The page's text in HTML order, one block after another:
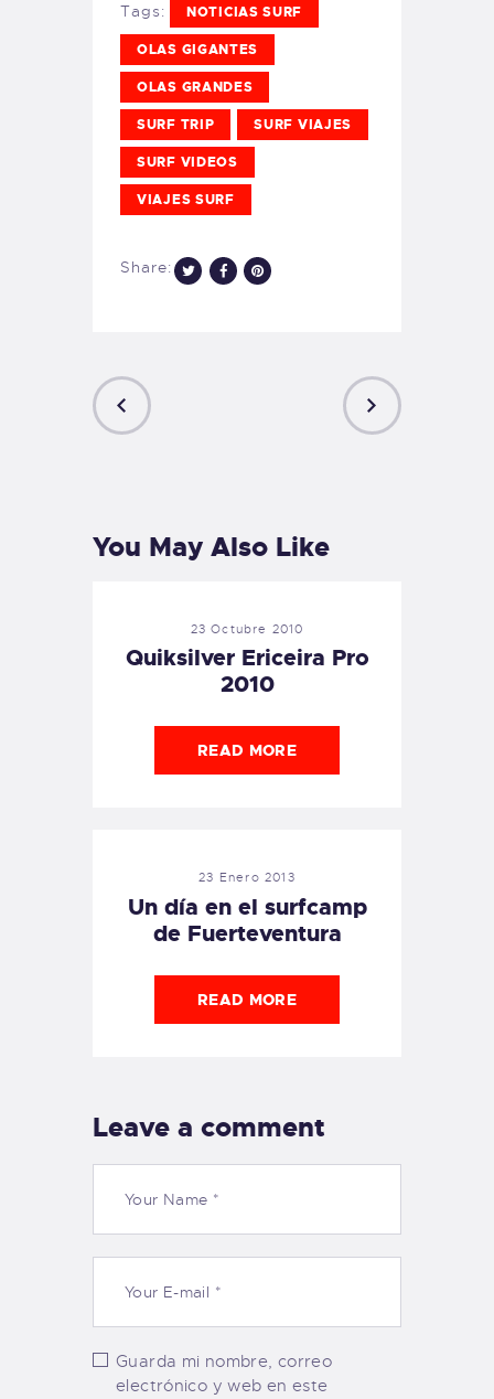
Tags: NOTICIAS SURF
OLAS GIGANTES
OLAS GRANDES
SURF TRIP SURF VIAJES
SURF VIDEOS
VIAJES SURF
Share:
You May Also Like
23 Octubre 2010
Quiksilver Ericeira Pro
2010
READ MORE
23 Enero 2013
Un día en el surfcamp
de Fuerteventura
READ MORE
Leave a comment
Guarda mi nombre, correo
electrónico y web en este